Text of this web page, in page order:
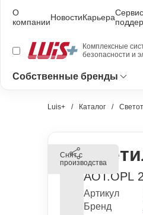
О
компанииНовостиКарьера
Комплексные
безопасности и
Собственные бренды
Luis+ Каталог
Снят с
производства
AOT.OPL
Артикул
Бренд